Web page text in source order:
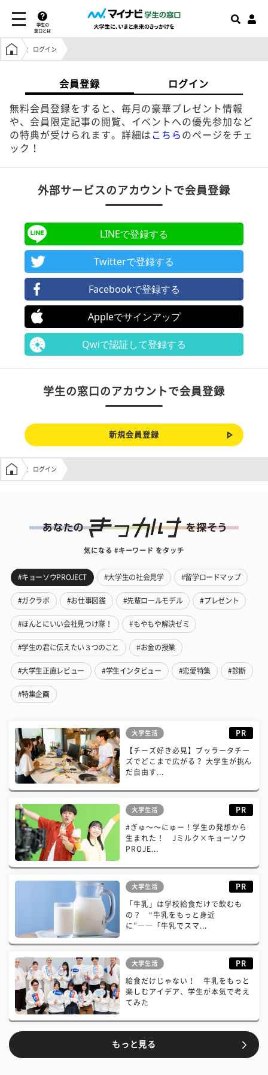
学生の
窓口とは
学生の窓口トップ
ログイン
会員登録 ログイン
無料会員登録をすると、毎月の豪華プレゼント情報
や、会員限定記事の閲覧、イベントへの優先参加など
の特典が受けられます。詳細は こちら のページをチェ
ック！
外部サービスのアカウントで会員登録
LINEで登録する
Twitterで登録する
Facebookで登録する
Appleでサインアップ
Qwiで認証して登録する
学生の窓口のアカウントで会員登録
新規会員登録
学生の窓口トップ
ログイン
気になる #キーワード をタッチ
#キョーソウPROJECT #大学生の社会見学 #留学ロードマップ
#ガクラボ #お仕事図鑑 #先輩ロールモデル #プレゼント
#ほんとにいい会社見つけ隊！ #もやもや解決ゼミ
#学生の君に伝えたい３つのこと #お金の授業
#大学生正直レビュー #学生インタビュー #恋愛特集 #診断
#特集企画
大学生活 PR
【チーズ好き必見】ブッラータチー
ズでどこまで広がる？ 大学生が挑ん
だ自由す...
大学生活 PR
#ぎゅ〜〜にゅー！学生の発想から
生まれた！ Jミルク×キョーソウ
PROJE...
大学生活 PR
「牛乳」は学校給食だけで飲むも
の？ “牛乳をもっと身近
に”――「牛乳でスマ...
大学生活 PR
給食だけじゃない！ 牛乳をもっと
楽しむアイデア、学生が本気で考え
てみた
もっと見る